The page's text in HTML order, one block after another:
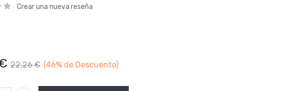
Crear una nueva reseña
22,26€ (46% de Descuento)